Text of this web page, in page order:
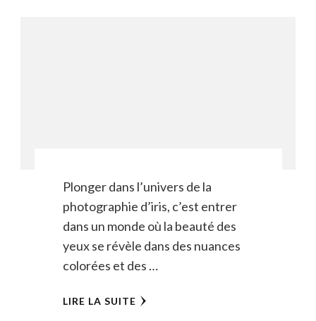
Plonger dans l’univers de la
photographie d’iris, c’est entrer
dans un monde où la beauté des
yeux se révèle dans des nuances
colorées et des …
LIRE LA SUITE